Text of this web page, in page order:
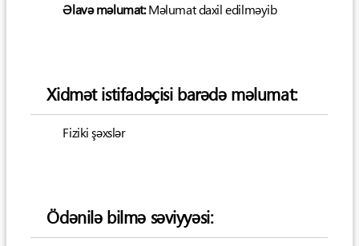
Əlavə məlumat:Məlumat daxil edilməyib
Xidmət istifadəçisi barədə məlumat:
Fiziki şəxslər
Ödənilə bilmə səviyyəsi: